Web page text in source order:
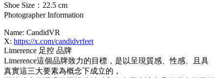
Shoe Size：22.5 cm
Photographer Information
Name: CandidVR
X: https://x.com/candidvrfeet
Limerence 足控 品牌
Limerence這個品牌致力的目標，是以呈現質感、性感、且具
真實這三大要素為概念下成立的，